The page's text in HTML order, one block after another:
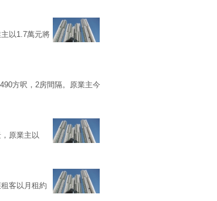
以1.7萬元將
方呎，2房間隔。原業主今
原業主以
客以月租約